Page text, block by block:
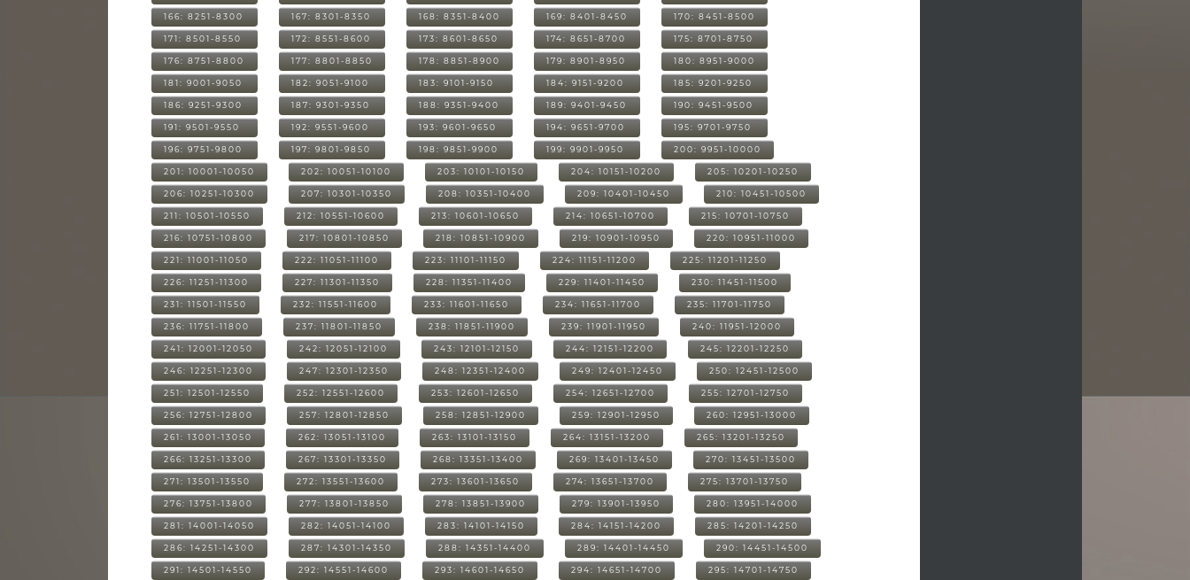
166: 8251-8300 167: 8301-8350 168: 8351-8400 169: 8401-8450 170: 8451-8500
171: 8501-8550 172: 8551-8600 173: 8601-8650 174: 8651-8700 175: 8701-8750
176: 8751-8800 177: 8801-8850 178: 8851-8900 179: 8901-8950 180: 8951-9000
181: 9001-9050 182: 9051-9100 183: 9101-9150 184: 9151-9200 185: 9201-9250
186: 9251-9300 187: 9301-9350 188: 9351-9400 189: 9401-9450 190: 9451-9500
191: 9501-9550 192: 9551-9600 193: 9601-9650 194: 9651-9700 195: 9701-9750
196: 9751-9800 197: 9801-9850 198: 9851-9900 199: 9901-9950 200: 9951-10000
201: 10001-10050 202: 10051-10100 203: 10101-10150 204: 10151-10200 205: 10201-10250
206: 10251-10300 207: 10301-10350 208: 10351-10400 209: 10401-10450 210: 10451-10500
211: 10501-10550 212: 10551-10600 213: 10601-10650 214: 10651-10700 215: 10701-10750
216: 10751-10800 217: 10801-10850 218: 10851-10900 219: 10901-10950 220: 10951-11000
221: 11001-11050 222: 11051-11100 223: 11101-11150 224: 11151-11200 225: 11201-11250
226: 11251-11300 227: 11301-11350 228: 11351-11400 229: 11401-11450 230: 11451-11500
231: 11501-11550 232: 11551-11600 233: 11601-11650 234: 11651-11700 235: 11701-11750
236: 11751-11800 237: 11801-11850 238: 11851-11900 239: 11901-11950 240: 11951-12000
241: 12001-12050 242: 12051-12100 243: 12101-12150 244: 12151-12200 245: 12201-12250
246: 12251-12300 247: 12301-12350 248: 12351-12400 249: 12401-12450 250: 12451-12500
251: 12501-12550 252: 12551-12600 253: 12601-12650 254: 12651-12700 255: 12701-12750
256: 12751-12800 257: 12801-12850 258: 12851-12900 259: 12901-12950 260: 12951-13000
261: 13001-13050 262: 13051-13100 263: 13101-13150 264: 13151-13200 265: 13201-13250
266: 13251-13300 267: 13301-13350 268: 13351-13400 269: 13401-13450 270: 13451-13500
271: 13501-13550 272: 13551-13600 273: 13601-13650 274: 13651-13700 275: 13701-13750
276: 13751-13800 277: 13801-13850 278: 13851-13900 279: 13901-13950 280: 13951-14000
281: 14001-14050 282: 14051-14100 283: 14101-14150 284: 14151-14200 285: 14201-14250
286: 14251-14300 287: 14301-14350 288: 14351-14400 289: 14401-14450 290: 14451-14500
291: 14501-14550 292: 14551-14600 293: 14601-14650 294: 14651-14700 295: 14701-14750